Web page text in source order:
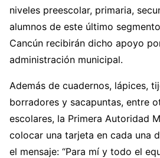
niveles preescolar, primaria,
alumnos de este último
Cancún recibirán dicho apoyo
administración municipal.
Además de cuadernos, lápices,
borradores y sacapuntas, entre
escolares, la Primera Autoridad
colocar una tarjeta en cada una
el mensaje: “Para mí y todo el